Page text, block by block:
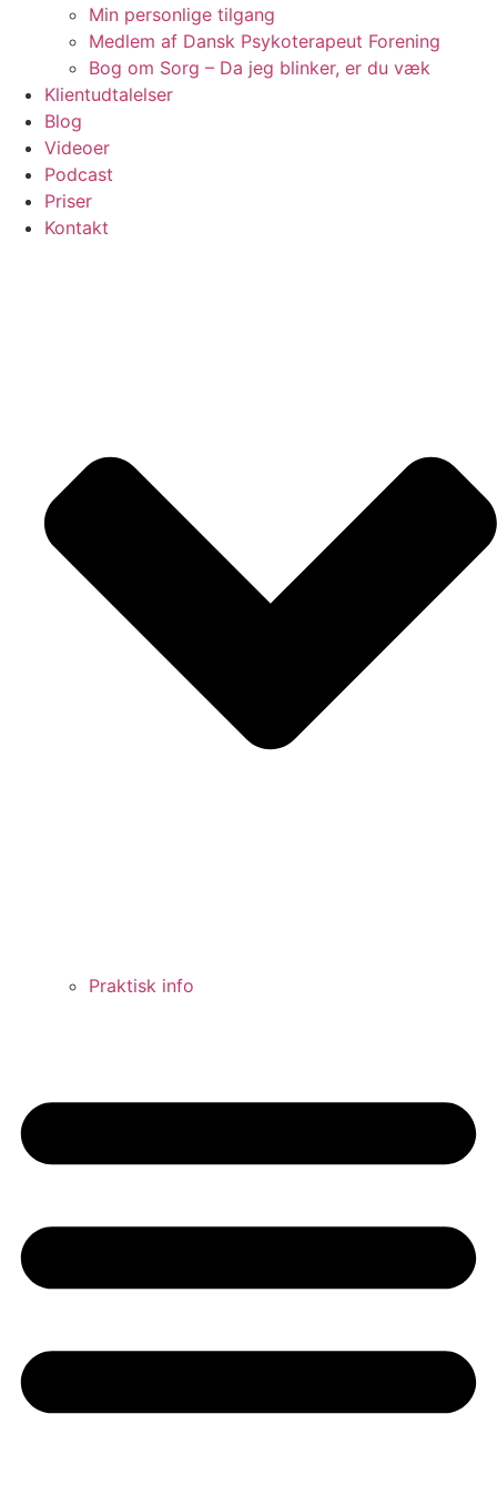
Min personlige tilgang
Medlem af Dansk Psykoterapeut Forening
Bog om Sorg – Da jeg blinker, er du væk
Klientudtalelser
Blog
Videoer
Podcast
Priser
Kontakt
Praktisk info